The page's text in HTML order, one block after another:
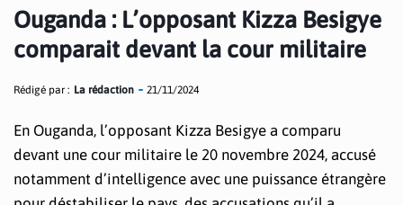
Ouganda : L’opposant Kizza Besigye
comparait devant la cour militaire
Rédigé par : La rédaction 21/11/2024
En Ouganda, l’opposant Kizza Besigye a comparu
devant une cour militaire le 20 novembre 2024, accusé
notamment d’intelligence avec une puissance étrangère